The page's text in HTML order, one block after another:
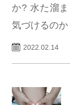
か? 水た溜
気づけるのか
2022.02.14